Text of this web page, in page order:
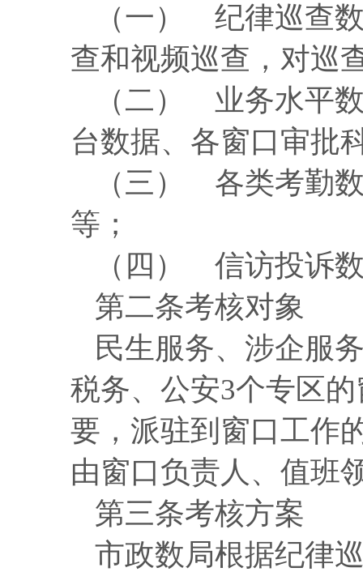
（一） 纪律巡查
查和视频巡查，对
（二） 业务水平
台数据、各窗口审批
（三） 各类考勤
等；
（四） 信访投诉
第二条考核对象
民生服务、涉企服
税务、公安3个专区
要，派驻到窗口工作
由窗口负责人、值班
第三条考核方案
市政数局根据纪律